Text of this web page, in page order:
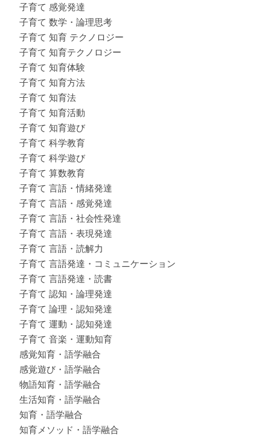
子育て 感覚発達
子育て 数学・論理思考
子育て 知育 テクノロジー
子育て 知育テクノロジー
子育て 知育体験
子育て 知育方法
子育て 知育法
子育て 知育活動
子育て 知育遊び
子育て 科学教育
子育て 科学遊び
子育て 算数教育
子育て 言語・情緒発達
子育て 言語・感覚発達
子育て 言語・社会性発達
子育て 言語・表現発達
子育て 言語・読解力
子育て 言語発達・コミュニケーション
子育て 言語発達・読書
子育て 認知・論理発達
子育て 論理・認知発達
子育て 運動・認知発達
子育て 音楽・運動知育
感覚知育・語学融合
感覚遊び・語学融合
物語知育・語学融合
生活知育・語学融合
知育・語学融合
知育メソッド・語学融合